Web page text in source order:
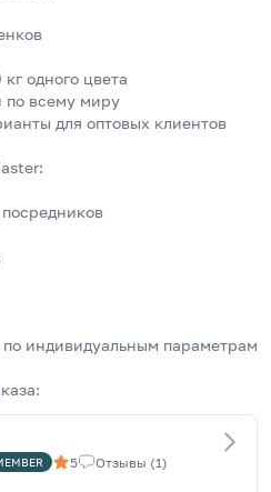
одного цвета
по всему миру
для оптовых клиентов
по индивидуальным параметрам
5 Отзывы (1)